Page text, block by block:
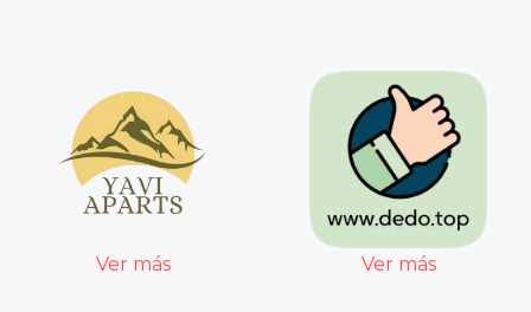
Ver más Ver más